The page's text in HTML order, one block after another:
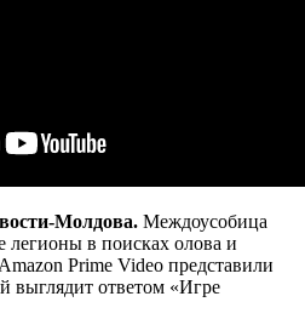
Молдова. Междоусобица
легионы в поисках олова и
Prime Video представили
выглядит ответом «Игре